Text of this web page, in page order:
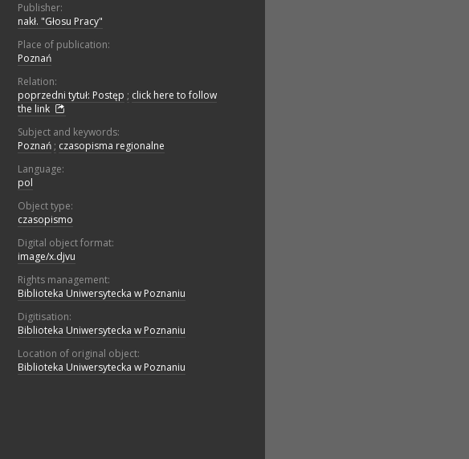
Publisher:
nakł. "Głosu Pracy"
Place of publication:
Poznań
Relation:
poprzedni tytuł: Postęp ; click here to follow
the link
Subject and keywords:
Poznań ; czasopisma regionalne
Language:
pol
Object type:
czasopismo
Digital object format:
image/x.djvu
Rights management:
Biblioteka Uniwersytecka w Poznaniu
Digitisation:
Biblioteka Uniwersytecka w Poznaniu
Location of original object:
Biblioteka Uniwersytecka w Poznaniu